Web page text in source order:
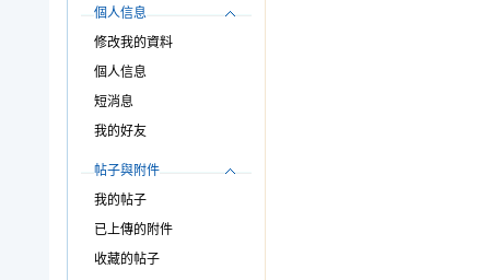
個人信息
修改我的資料
個人信息
短消息
我的好友
帖子與附件
我的帖子
已上傳的附件
收藏的帖子